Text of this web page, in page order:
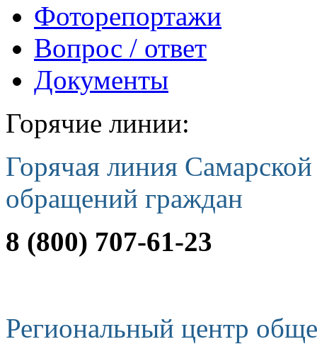
Фоторепортажи
Вопрос / ответ
Документы
Горячие линии:
Горячая линия
обращений граждан
8 (800) 707-61-23
Региональный центр